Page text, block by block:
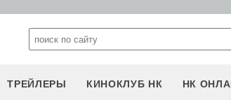
ТРЕЙЛЕРЫ КИНОКЛУБ НК НК